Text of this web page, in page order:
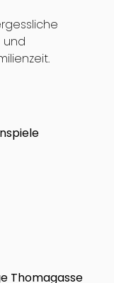
und
Thomagasse